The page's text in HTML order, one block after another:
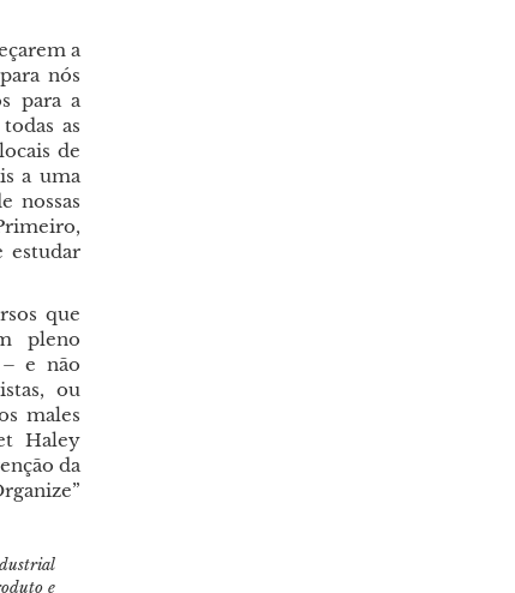
a
nós
para a
as
de
a uma
nossas
estudar
que
pleno
e não
ou
males
Haley
da
e